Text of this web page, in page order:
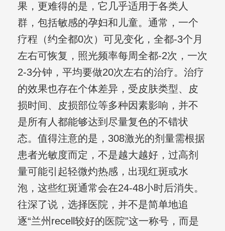
果，更难得的是，它几乎适用于各类人
群，包括敏感的孕妇和儿童。通常，一个
疗程（约全都0次）可见变化，全都-3个月
左右可恢复，照光频率每周全都-2次，一次
2-3分钟，平均要做20次左右的治疗。治疗
的效果也存在个体差异，受皮肤类型、皮
损时间、皮损部位等多种因素影响，并不
是所有人都能够达到尽量复色的不错状
态。值得注意的是，308激光的剂量需根据
患者光敏度而定，不是越大越好，过高剂
量可能引起轻微灼热感，出现红斑或水
泡，这些红斑通常会在24-48小时后消失。
往深了说，选择医院，并不是简单地追
逐“兰州recell较好的医院”这一称号，而是